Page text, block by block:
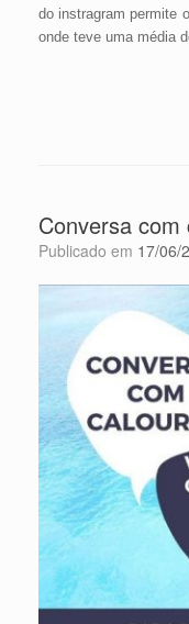
do instragram permite
onde teve uma média
Conversa com
Publicado em 17/06/